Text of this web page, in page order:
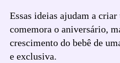
Essas ideias ajudam a
comemora o aniversário,
crescimento do bebê de
e exclusiva.